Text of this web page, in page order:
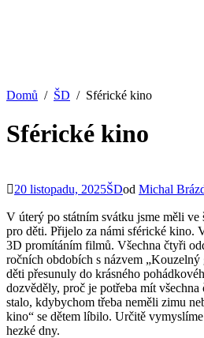
Domů
ŠD Sférické kino
Sférické kino
20 listopadu, 2025ŠDod Michal
V úterý po státním svátku jsme měli
pro děti. Přijelo za námi sférické kino.
3D promítáním filmů. Všechna čtyři
ročních obdobích s názvem „Kouzelný
děti přesunuly do krásného
dozvěděly, proč je potřeba mít
stalo, kdybychom třeba neměli zimu
kino“ se dětem líbilo. Určitě
hezké dny.